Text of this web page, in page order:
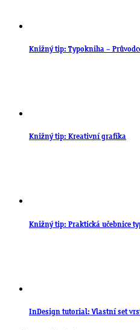
Knižný tip: Typokniha –
Knižný tip: Kreativní grafika
Knižný tip: Praktická učebnice
InDesign tutorial: Vlastní set